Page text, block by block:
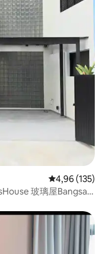
Priemerné
4,96 (135)
玻璃屋Bangsar